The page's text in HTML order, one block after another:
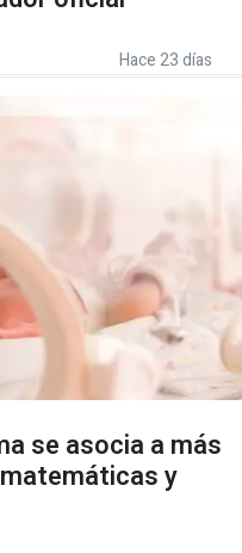
Hace 23 días
se asocia a más
y